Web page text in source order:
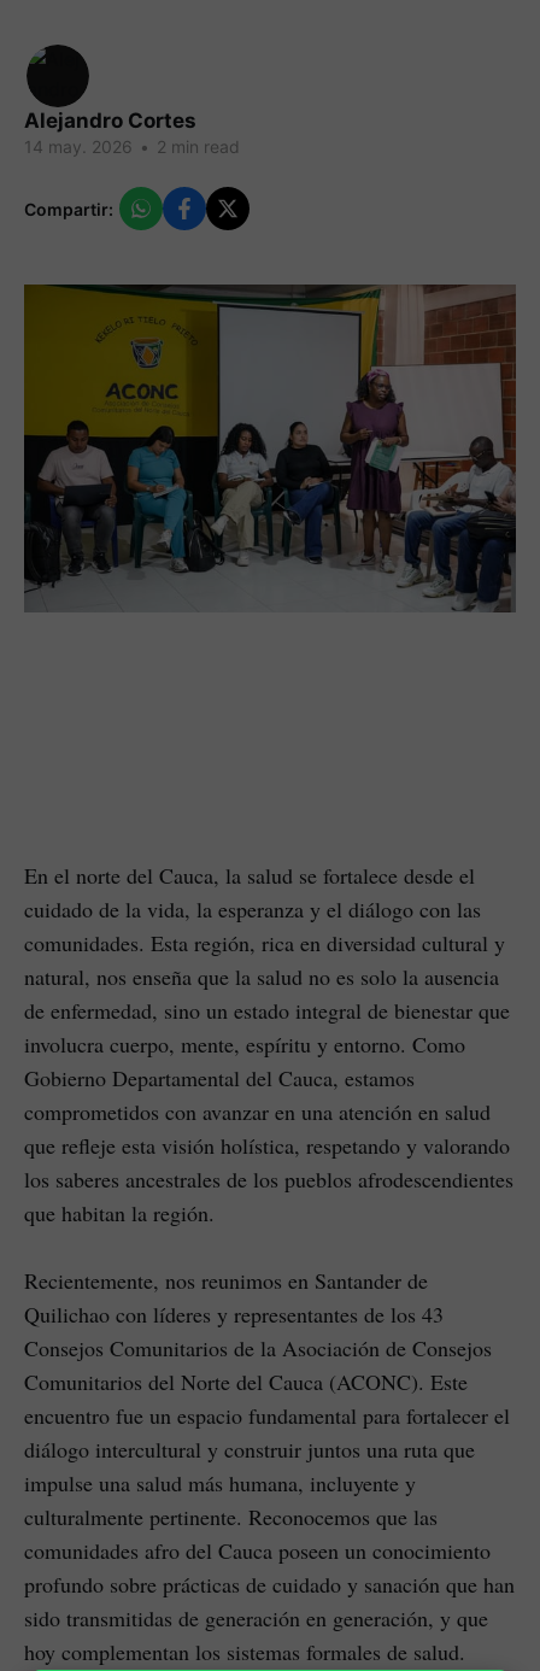
Alejandro Cortes
14 may. 2026 • 2 min read
Compartir:
En el norte del Cauca, la salud se fortalece desde el
cuidado de la vida, la esperanza y el diálogo con las
comunidades. Esta región, rica en diversidad cultural y
natural, nos enseña que la salud no es solo la ausencia
de enfermedad, sino un estado integral de bienestar que
involucra cuerpo, mente, espíritu y entorno. Como
Gobierno Departamental del Cauca, estamos
comprometidos con avanzar en una atención en salud
que refleje esta visión holística, respetando y valorando
los saberes ancestrales de los pueblos afrodescendientes
que habitan la región.
Recientemente, nos reunimos en Santander de
Quilichao con líderes y representantes de los 43
Consejos Comunitarios de la Asociación de Consejos
Comunitarios del Norte del Cauca (ACONC). Este
encuentro fue un espacio fundamental para fortalecer el
diálogo intercultural y construir juntos una ruta que
impulse una salud más humana, incluyente y
culturalmente pertinente. Reconocemos que las
comunidades afro del Cauca poseen un conocimiento
profundo sobre prácticas de cuidado y sanación que han
sido transmitidas de generación en generación, y que
hoy complementan los sistemas formales de salud.